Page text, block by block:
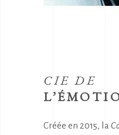
CIE DE
Créée en 2015, la